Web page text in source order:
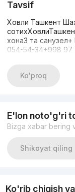
Tavsif
Ховли Ташкент
хона3 та
054-54-34+998 97
Ko'proq
E'lon noto'g'ri
Bizga xabar bering
Shikoyat qiling
Ko'rib chiqish